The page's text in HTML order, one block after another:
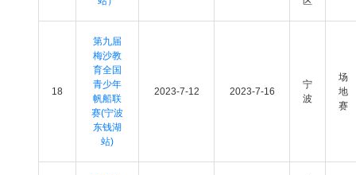
18
第九届
梅沙教
育全国
青少年
帆船联
赛(宁波
东钱湖
站)
2023-7-12 2023-7-16
宁
波
场
地
赛